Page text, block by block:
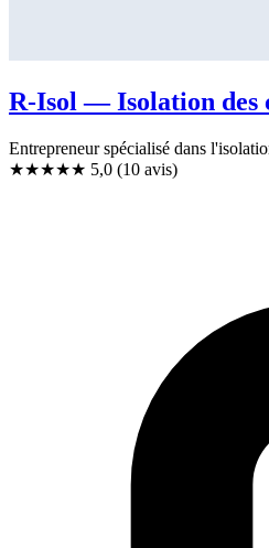
R-Isol — Isolation des
Entrepreneur spécialisé dans
★★★★★ 5,0 (10 avis)